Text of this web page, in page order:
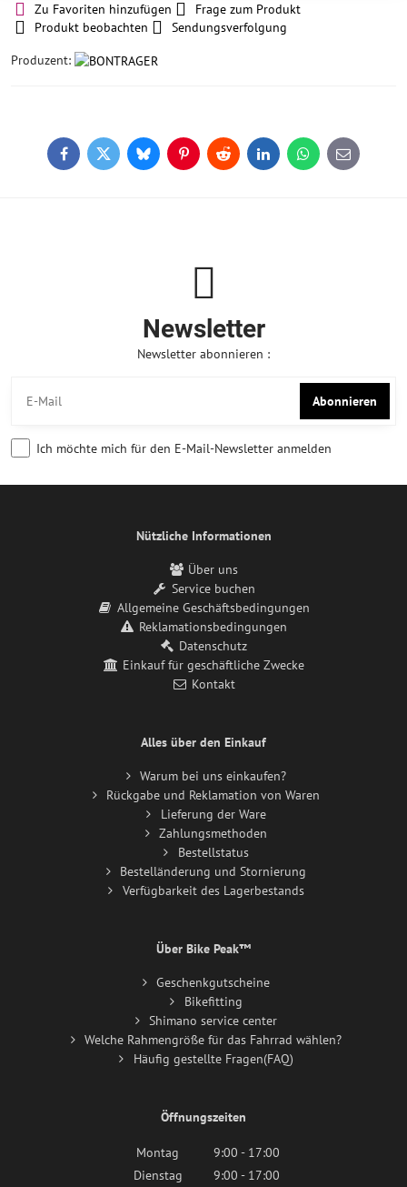
Zu Favoriten hinzufügen
Frage zum Produkt
Produkt beobachten
Sendungsverfolgung
Produzent:
FacebookTwitterBlueskyPinterestReddit LinkedInWhatsApp
E-
mail
Newsletter
Newsletter abonnieren :
Abonnieren
Ich möchte mich für den E-Mail-Newsletter anmelden
Nützliche Informationen
Über uns
Service buchen
Allgemeine Geschäftsbedingungen
Reklamationsbedingungen
Datenschutz
Einkauf für geschäftliche Zwecke
Kontakt
Alles über den Einkauf
Warum bei uns einkaufen?
Rückgabe und Reklamation von Waren
Lieferung der Ware
Zahlungsmethoden
Bestellstatus
Bestelländerung und Stornierung
Verfügbarkeit des Lagerbestands
Über Bike Peak™
Geschenkgutscheine
Bikefitting
Shimano service center
Welche Rahmengröße für das Fahrrad wählen?
Häufig gestellte Fragen(FAQ)
Öffnungszeiten
Montag
9:00 - 17:00
Dienstag
9:00 - 17:00